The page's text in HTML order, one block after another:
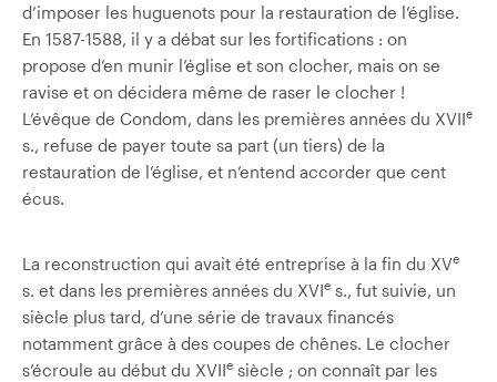
d’imposer les huguenots pour la restauration de l’église.
En 1587-1588, il y a débat sur les fortifications : on
propose d’en munir l’église et son clocher, mais on se
ravise et on décidera même de raser le clocher !
L’évêque de Condom, dans les premières années du XVIIe
s., refuse de payer toute sa part (un tiers) de la
restauration de l’église, et n’entend accorder que cent
écus.
La reconstruction qui avait été entreprise à la fin du XVe
s. et dans les premières années du XVIe s., fut suivie, un
siècle plus tard, d’une série de travaux financés
notamment grâce à des coupes de chênes. Le clocher
s’écroule au début du XVIIe siècle ; on connaît par les